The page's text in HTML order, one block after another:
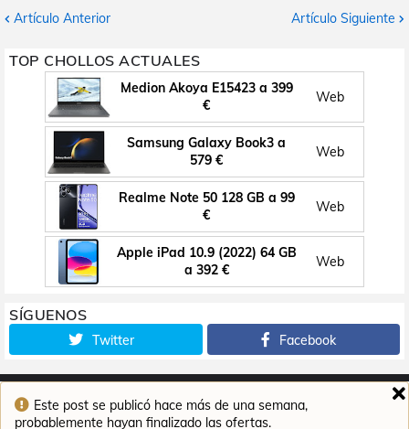
Este post se publicó hace más de una semana,
probablemente hayan finalizado las ofertas.
Artículo Anterior Artículo Siguiente
TOP CHOLLOS ACTUALES
Medion Akoya E15423 a 399
€
Web
Samsung Galaxy Book3 a
579 €
Web
Realme Note 50 128 GB a 99
€
Web
Apple iPad 10.9 (2022) 64 GB
a 392 €
Web
SÍGUENOS
Twitter Facebook
Inicio Contacto Aviso legal Política de cookies